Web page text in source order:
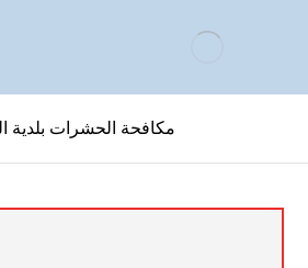
مكافحة الحشرات بلدية